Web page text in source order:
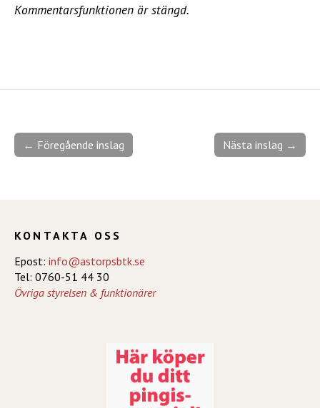
Kommentarsfunktionen är stängd.
Nästa inslag →
← Föregående inslag
KONTAKTA OSS
Epost: info@astorpsbtk.se
Tel: 0760-51 44 30
Övriga styrelsen & funktionärer